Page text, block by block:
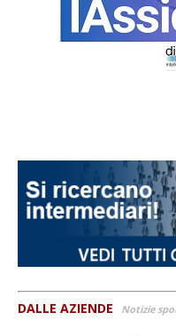
DALLE AZIENDE Notizie